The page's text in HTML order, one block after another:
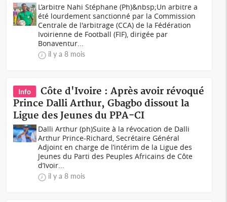
L’arbitre Nahi Stéphane (Ph)&nbsp;Un arbitre a
été lourdement sanctionné par la Commission
Centrale de l'arbitrage (CCA) de la Fédération
Ivoirienne de Football (FIF), dirigée par
Bonaventur...
il y a 8 mois
Info
Côte d'Ivoire : Après avoir révoqué
Prince Dalli Arthur, Gbagbo dissout la
Ligue des Jeunes du PPA-CI
Dalli Arthur (ph)Suite à la révocation de Dalli
Arthur Prince-Richard, Secrétaire Général
Adjoint en charge de l’intérim de la Ligue des
Jeunes du Parti des Peuples Africains de Côte
d’Ivoir...
il y a 8 mois